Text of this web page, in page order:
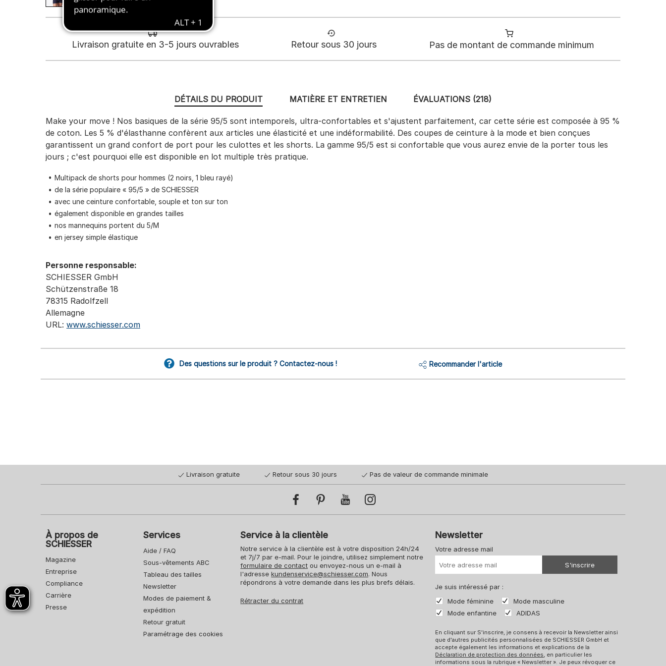
Livraison gratuite en 3-5 jours ouvrables Retour sous 30 jours Pas de montant de commande minimum
DÉTAILS DU PRODUIT
Make your move ! Nos basiques de la série 95/5 sont intemporels, ultra-confortables et s'ajustent parfaitement, car cette série est composée à 95 %
de coton. Les 5 % d'élasthanne confèrent aux articles une élasticité et une indéformabilité. Des coupes de ceinture à la mode et bien conçues
garantissent un grand confort de port pour les culottes et les shorts. La gamme 95/5 est si confortable que vous aurez envie de la porter tous les
jours ; c'est pourquoi elle est disponible en lot multiple très pratique.
Multipack de shorts pour hommes (2 noirs, 1 bleu rayé)
de la série populaire « 95/5 » de SCHIESSER
avec une ceinture confortable, souple et ton sur ton
également disponible en grandes tailles
nos mannequins portent du 5/M
en jersey simple élastique
Personne responsable:
SCHIESSER GmbH
Schützenstraße 18
78315 Radolfzell
Allemagne
URL: www.schiesser.com
MATIÈRE ET ENTRETIEN ÉVALUATIONS (218)
Des questions sur le produit ? Contactez-nous ! Recommander l'article
Livraison gratuite Retour sous 30 jours Pas de valeur de commande minimale
À propos de
SCHIESSER
Magazine
Entreprise
Compliance
Carrière
Presse
Services
Aide / FAQ
Sous-vêtements ABC
Tableau des tailles
Newsletter
Modes de paiement &
expédition
Retour gratuit
Paramétrage des cookies
Service à la clientèle
Notre service à la clientèle est à votre disposition 24h/24
et 7j/7 par e-mail. Pour le joindre, utilisez simplement notre
formulaire de contact ou envoyez-nous un e-mail à
l'adressekundenservice@schiesser.com. Nous
répondrons à votre demande dans les plus brefs délais.
Rétracter du contrat
Newsletter
Votre adresse mail
S'inscrire
Je suis intéressé par :
Mode féminine
Mode masculine
Mode enfantine
ADIDAS
En cliquant sur S'inscrire, je consens à recevoir la Newsletter ainsi
que d'autres publicités personnalisées de SCHIESSER GmbH et
accepte également les informations et explications de la
Déclaration de protection des données, en particulier les
informations sous la rubrique « Newsletter ». Je peux révoquer ce